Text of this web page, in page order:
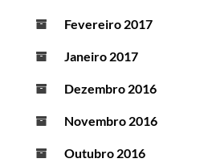
Fevereiro 2017
Janeiro 2017
Dezembro 2016
Novembro 2016
Outubro 2016